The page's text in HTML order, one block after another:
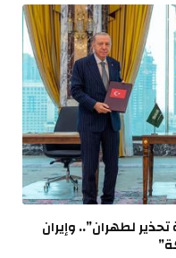
لطهران”.. وإيران